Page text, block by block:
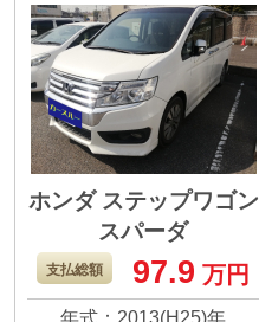
ホンダ ステップワゴン
スパーダ
Z インターナビセレク
ション 7人
支払総額 97.9 万円